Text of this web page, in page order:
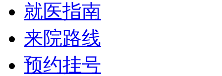
就医指南
来院路线
预约挂号